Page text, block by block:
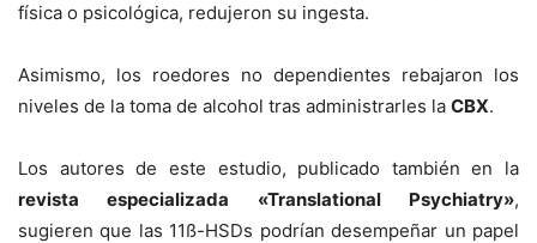
física o psicológica, redujeron su ingesta.
Asimismo, los roedores no dependientes rebajaron los
niveles de la toma de alcohol tras administrarles la CBX.
Los autores de este estudio, publicado también en la
revista especializada «Translational Psychiatry»,
sugieren que las 11ß-HSDs podrían desempeñar un papel